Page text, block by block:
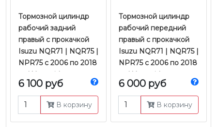
Тормозной цилиндр
рабочий задний
правый с прокачкой
Isuzu NQR71 | NQR75 |
NPR75 с 2006 по 2018
гг. | Yamasida
6 100 руб
В корзину
Тормозной цилиндр
рабочий передний
правый с прокачкой
Isuzu NQR71 | NQR75 |
NPR75 с 2006 по 2018
гг. | Yamasida
6 000 руб
В корзину